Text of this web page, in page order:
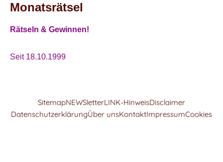
Monatsrätsel
Rätseln & Gewinnen!
Seit 18.10.1999
SitemapNEWSletterLINK-HinweisDisclaimer
DatenschutzerklärungÜber unsKontaktImpressumCookies